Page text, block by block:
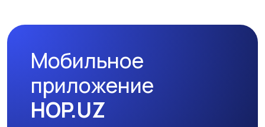
Мобильное
приложение
HOP.UZ